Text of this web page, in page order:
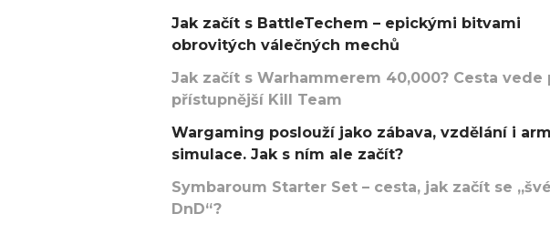
Jak začít s BattleTechem – epickými bitvami
obrovitých válečných mechů
Jak začít s Warhammerem 40,000? Cesta vede
přístupnější Kill Team
Wargaming poslouží jako zábava, vzdělání i
simulace. Jak s ním ale začít?
Symbaroum Starter Set – cesta, jak začít se
DnD“?